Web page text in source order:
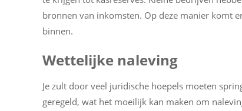
bronnen van inkomsten. Op deze manier komt
binnen.
Wettelijke naleving
Je zult door veel juridische hoepels moeten
geregeld, wat het moeilijk kan maken om